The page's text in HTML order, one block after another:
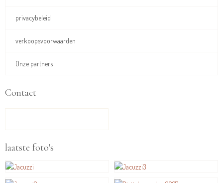
privacybeleid
verkoopsvoorwaarden
Onze partners
Contact
laatste foto's